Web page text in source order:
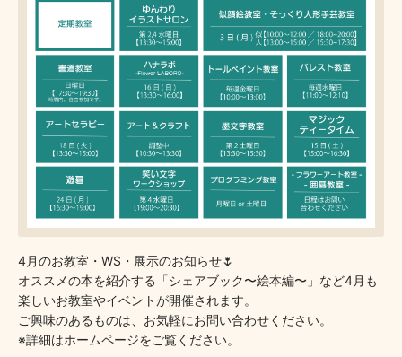
4月のお教室・WS・展示のお知らせ🌷
オススメの本を紹介する「シェアブック〜絵本編〜」など4月も
楽しいお教室やイベントが開催されます。
ご興味のあるものは、お気軽にお問い合わせください。
※詳細はホームページをご覧ください。